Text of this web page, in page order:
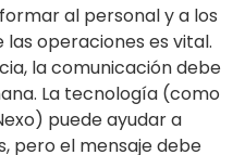
al personal y a los
operaciones es vital.
la comunicación debe
La tecnología (como
puede ayudar a
pero el mensaje debe